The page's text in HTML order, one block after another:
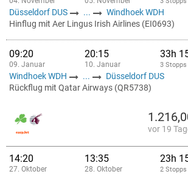
Düsseldorf DUS ...
Windhoek WDH
Hinflug mit Aer Lingus Irish Airlines (EI0693)
09:20
09. Januar
20:15
10. Januar
33h
3 Stopps
Windhoek WDH ...
Düsseldorf DUS
Rückflug mit Qatar Airways (QR5738)
vor 19
14:20
27. Oktober
13:35
28. Oktober
23h
2 Stopps